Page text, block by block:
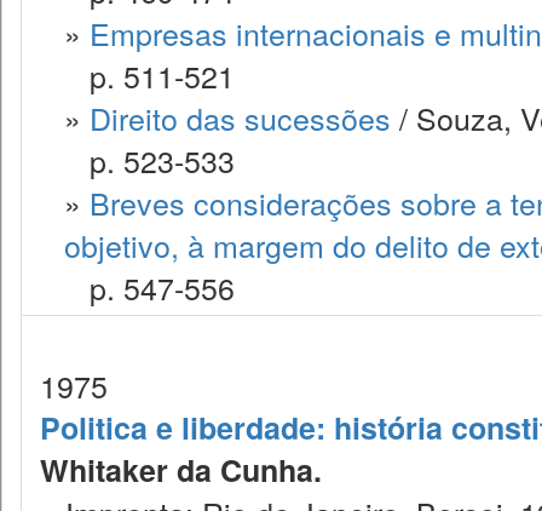
» Empresas internacionais e
p. 511-521
» Direito das sucessões / Souza,
p. 523-533
» Breves considerações sobre a
objetivo, à margem do delito de
p. 547-556
1975
Politica e liberdade: história
Whitaker da Cunha.